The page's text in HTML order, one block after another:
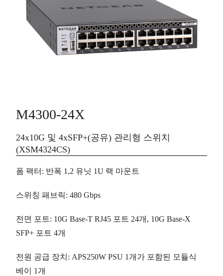
M4300-24X
24x10G 및 4xSFP+(공유) 관리형 스위치
(XSM4324CS)
폼 팩터 : 반폭 1,2 유닛 1U 랙 마운트
스위칭 패브릭: 480 Gbps
전면 포트: 10G Base-T RJ45 포트 24개 , 10G Base-X
SFP+ 포트 4개
전원 공급 장치 : APS250W PSU 1개가 포함된 모듈식
베이 1개